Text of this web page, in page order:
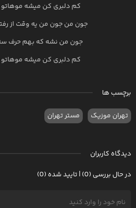
کم دلبری کن میشه موهاتو
جون من جون من یه وقت از
جون من نشه که بهم حرف
کم دلبری کن میشه موهاتو
برچسب ها
تهران موزیک مستر تهران
دیدگاه کاربران
در حال بررسی (0) | تایید شده (0)